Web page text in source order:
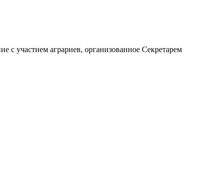
участием аграриев, организованное Секретарем